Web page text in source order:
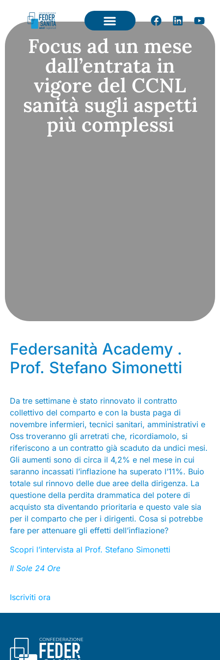
Focus ad un mese
dall’entrata in
vigore del CCNL
sanità sugli aspetti
più complessi
Federsanità Academy .
Prof. Stefano Simonetti
Da tre settimane è stato rinnovato il contratto
collettivo del comparto e con la busta paga di
novembre infermieri, tecnici sanitari, amministrativi e
Oss troveranno gli arretrati che, ricordiamolo, si
riferiscono a un contratto già scaduto da undici mesi.
Gli aumenti sono di circa il 4,2% e nel mese in cui
saranno incassati l’inflazione ha superato l’11%. Buio
totale sul rinnovo delle due aree della dirigenza. La
questione della perdita drammatica del potere di
acquisto sta diventando prioritaria e questo vale sia
per il comparto che per i dirigenti. Cosa si potrebbe
fare per attenuare gli effetti dell’inflazione?
Scopri l’intervista al Prof. Stefano Simonetti
Il Sole 24 Ore
Iscriviti ora